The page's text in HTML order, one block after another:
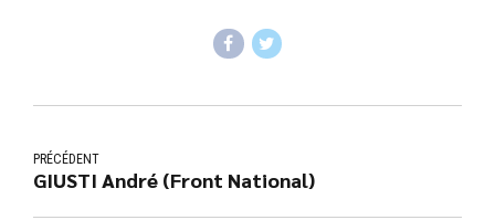
PRÉCÉDENT
GIUSTI André (Front National)